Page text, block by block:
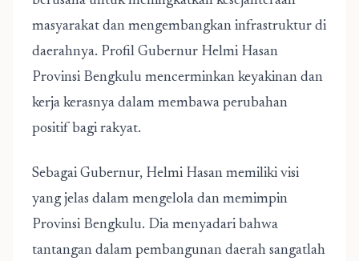
masyarakat dan mengembangkan infrastruktur di
daerahnya. Profil Gubernur Helmi Hasan
Provinsi Bengkulu mencerminkan keyakinan dan
kerja kerasnya dalam membawa perubahan
positif bagi rakyat.
Sebagai Gubernur, Helmi Hasan memiliki visi
yang jelas dalam mengelola dan memimpin
Provinsi Bengkulu. Dia menyadari bahwa
tantangan dalam pembangunan daerah sangatlah